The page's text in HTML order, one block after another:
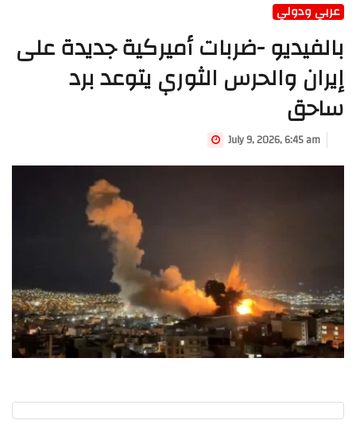
عربي ودولي
بالفيديو -ضربات أميركية جديدة على
إيران والحرس الثوري يتوعد برد
ساحق
July 9, 2026, 6:45 am